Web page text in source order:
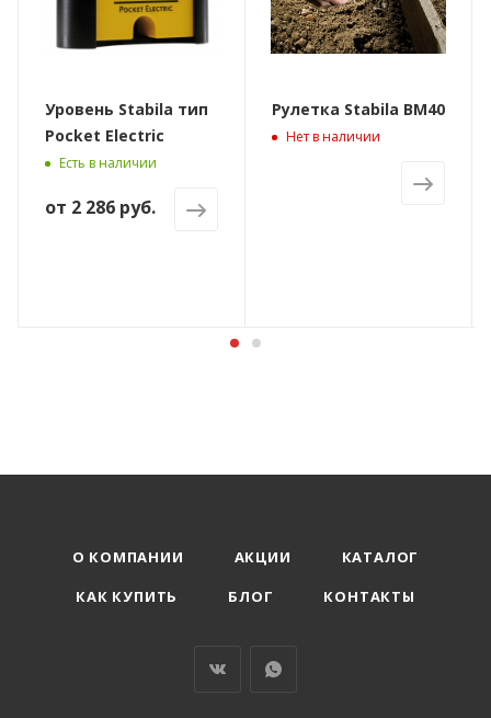
Уровень Stabila тип
Pocket Electric
Есть в наличии
от 2 286 руб.
Рулетка Stabila BM40
Нет в наличии
О КОМПАНИИ АКЦИИ
КАТАЛОГ
КАК КУПИТЬ
БЛОГ КОНТАКТЫ